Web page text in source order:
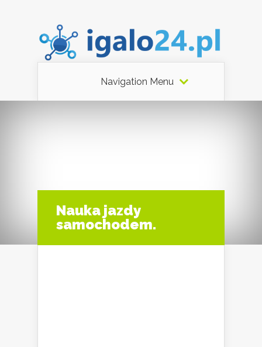
Navigation Menu
Nauka jazdy
samochodem.